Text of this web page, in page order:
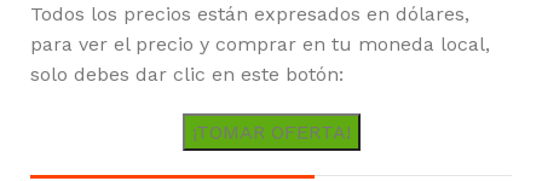
Todos los precios están expresados en dólares,
para ver el precio y comprar en tu moneda local,
solo debes dar clic en este botón:
¡TOMAR OFERTA!